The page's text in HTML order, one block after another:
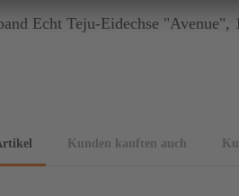
Echt Teju-Eidechse "Avenue",
Kunden kauften auch